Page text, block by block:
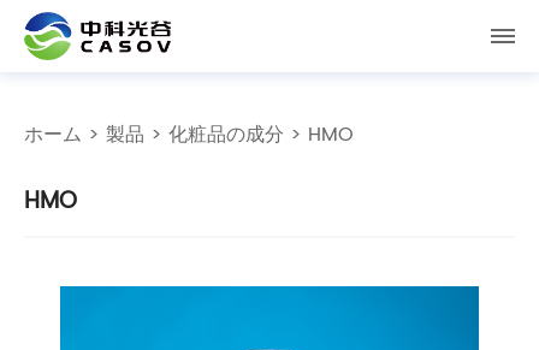
ホーム > 製品 > 化粧品の成分 > HMO
HMO